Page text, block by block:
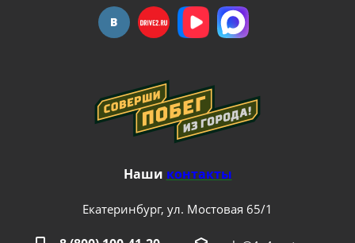
Наши контакты
Екатеринбург, ул. Мостовая 65/1